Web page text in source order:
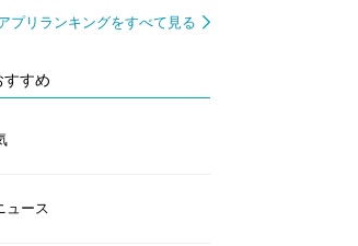
プリランキングをすべて見る
すすめ
ュース